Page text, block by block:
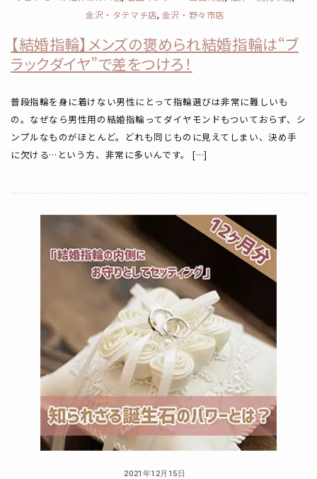
金沢・タテマチ店, 金沢・野々市店
【結婚指輪】メンズの褒められ結婚指輪は“ブ
ラックダイヤ”で差をつけろ！
普段指輪を身に着けない男性にとって指輪選びは非常に難しいも
の。なぜなら男性用の結婚指輪ってダイヤモンドもついておらず、シ
ンプルなものがほとんど。どれも同じものに見えてしまい、決め手
に欠ける…という方、非常に多いんです。 […]
2021年12月15日